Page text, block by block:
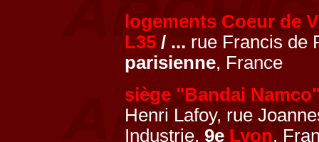
logements Coeur de
L35 / ... rue Francis de
parisienne, France
siège "Bandai
Henri Lafoy, rue
Industrie, 9e Lyon,